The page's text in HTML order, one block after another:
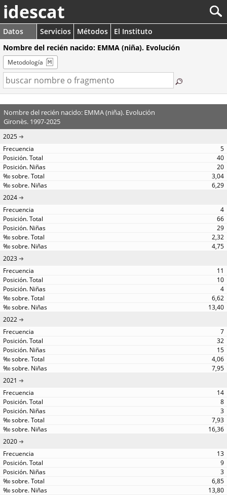
idescat
Datos Servicios Métodos
El Instituto
Nombre del recién nacido: EMMA (niña). Evolución
Metodología
Nombre del recién nacido: EMMA (niña). Evolución
Gironès. 1997-2025
2025
5
40
20
3,04
6,29
2024
4
66
29
2,32
4,75
2023
11
10
4
6,62
13,40
2022
7
32
15
4,06
7,95
2021
14
8
3
7,93
16,36
2020
13
9
3
6,85
13,80